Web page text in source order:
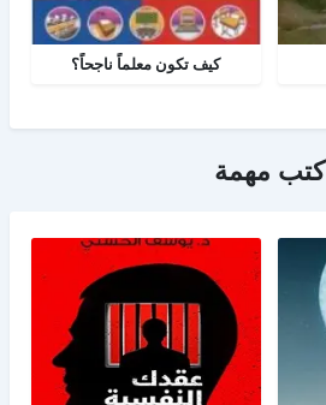
كيف تكون معلماً ناجحاً؟
كتب مهمة